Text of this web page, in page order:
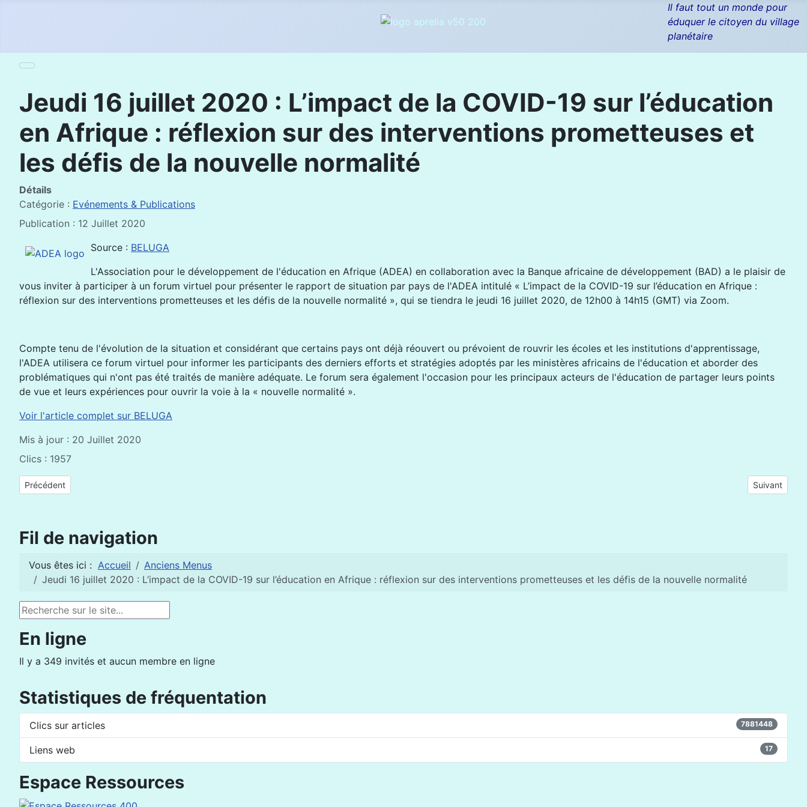
Il faut tout un monde pour
éduquer le citoyen du village
planétaire
Espace Ressources
Jeudi 16 juillet 2020 : L’impact de la COVID-19 sur l’éducation
en Afrique : réflexion sur des interventions prometteuses et
les défis de la nouvelle normalité
Détails
Catégorie : Evénements & Publications
Publication : 12 Juillet 2020
Source : BELUGA
L'Association pour le développement de l'éducation en Afrique (ADEA) en collaboration avec la Banque africaine de développement (BAD) a le plaisir de
vous inviter à participer à un forum virtuel pour présenter le rapport de situation par pays de l'ADEA intitulé « L’impact de la COVID-19 sur l’éducation en Afrique :
réflexion sur des interventions prometteuses et les défis de la nouvelle normalité », qui se tiendra le jeudi 16 juillet 2020, de 12h00 à 14h15 (GMT) via Zoom.
Compte tenu de l'évolution de la situation et considérant que certains pays ont déjà réouvert ou prévoient de rouvrir les écoles et les institutions d'apprentissage,
l'ADEA utilisera ce forum virtuel pour informer les participants des derniers efforts et stratégies adoptés par les ministères africains de l'éducation et aborder des
problématiques qui n'ont pas été traités de manière adéquate. Le forum sera également l'occasion pour les principaux acteurs de l'éducation de partager leurs points
de vue et leurs expériences pour ouvrir la voie à la « nouvelle normalité ».
Voir l'article complet sur BELUGA
Mis à jour : 20 Juillet 2020
Clics : 1957
Article précédent : Wébinaire : Assurer la qualité de l’apprentissage et le bien-être des jeunes enfants dans le contexte de la COVID-19
Précédent Article
Suivant
Fil de navigation
Vous êtes ici : Accueil
Anciens Menus
Jeudi 16 juillet 2020 : L’impact de la COVID-19 sur l’éducation en Afrique : réflexion sur des interventions prometteuses et les défis de la nouvelle normalité
Rechercher
En ligne
Il y a 349 invités et aucun membre en ligne
Statistiques de fréquentation
Clics sur articles 7881448
Liens web 17